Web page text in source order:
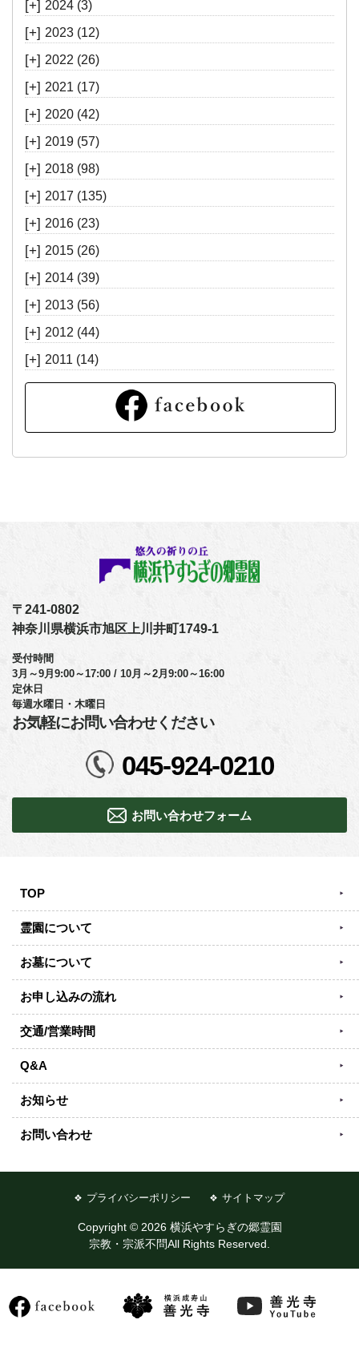
[+] 2024 (3)
[+] 2023 (12)
[+] 2022 (26)
[+] 2021 (17)
[+] 2020 (42)
[+] 2019 (57)
[+] 2018 (98)
[+] 2017 (135)
[+] 2016 (23)
[+] 2015 (26)
[+] 2014 (39)
[+] 2013 (56)
[+] 2012 (44)
[+] 2011 (14)
〒241-0802
神奈川県横浜市旭区上川井町1749-1
受付時間
3月～9月9:00～17:00 / 10月～2月9:00～16:00
定休日
毎週水曜日・木曜日
お気軽にお問い合わせください
045-924-0210
お問い合わせフォーム
TOP
霊園について
お墓について
お申し込みの流れ
交通/営業時間
Q&A
お知らせ
お問い合わせ
プライバシーポリシー サイトマップ
Copyright © 2026 横浜やすらぎの郷霊園
宗教・宗派不問All Rights Reserved.